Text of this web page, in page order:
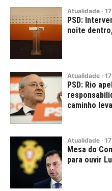
Atualidade · 17
PSD:
noite
Atualidade · 17
PSD: Rio
caminho
Atualidade · 17
Mesa do
para ouvir